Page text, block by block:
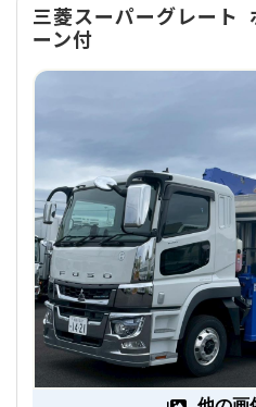
三菱スーパーグレート
ーン付